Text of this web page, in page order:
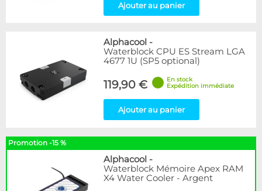
Ajouter au panier
Alphacool -
Waterblock CPU ES Stream LGA
4677 1U (SP5 optional)
119,90 €
En stock
Expédition immédiate
Ajouter au panier
Promotion -15 %
Alphacool -
Waterblock Mémoire Apex RAM
X4 Water Cooler - Argent